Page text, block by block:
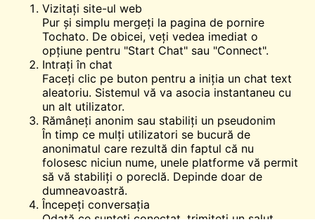
Vizitați site-ul web
Pur și simplu mergeți la pagina de pornire
Tochato. De obicei, veți vedea imediat o
opțiune pentru "Start Chat" sau "Connect".
Intrați în chat
Faceți clic pe buton pentru a iniția un chat text
aleatoriu. Sistemul vă va asocia instantaneu cu
un alt utilizator.
Rămâneți anonim sau stabiliți un pseudonim
În timp ce mulți utilizatori se bucură de
anonimatul care rezultă din faptul că nu
folosesc niciun nume, unele platforme vă permit
să vă stabiliți o poreclă. Depinde doar de
dumneavoastră.
Începeți conversația
Odată ce sunteți conectat, trimiteți un salut